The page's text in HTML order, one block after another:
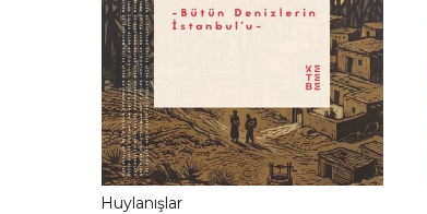
Huylanışlar